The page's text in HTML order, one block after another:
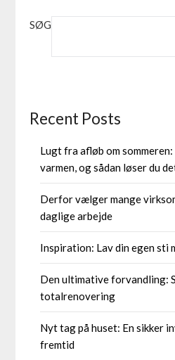
SØG
Recent Posts
Lugt fra afløb om
varmen, og sådan løser du
Derfor vælger mange
daglige arbejde
Inspiration: Lav din egen sti
Den ultimative forvandling:
totalrenovering
Nyt tag på huset: En sikker
fremtid